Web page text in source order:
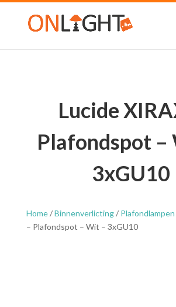
Lucide
Plafondspot –
3xGU10
Home/Binnenverlicting/ Plafondlampen
– Plafondspot – Wit – 3xGU10